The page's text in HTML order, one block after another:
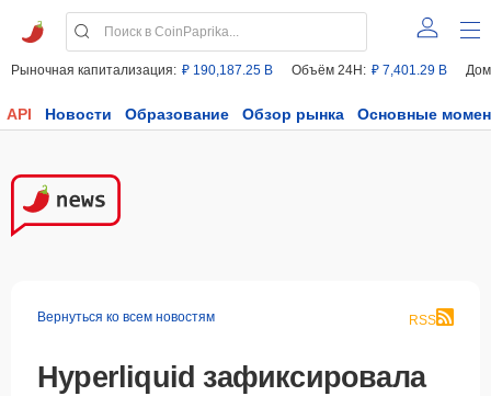
Рыночная капитализация: ₽ 190,187.25 B Объём 24H: ₽ 7,401.29 B
API Новости Образование Обзор рынка Основные
Вернуться ко всем новостям RSS
Hyperliquid зафиксировала